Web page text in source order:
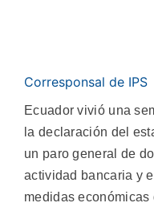
Corresponsal de IPS
Ecuador vivió una
la declaración del
un paro general de
actividad bancaria y
medidas